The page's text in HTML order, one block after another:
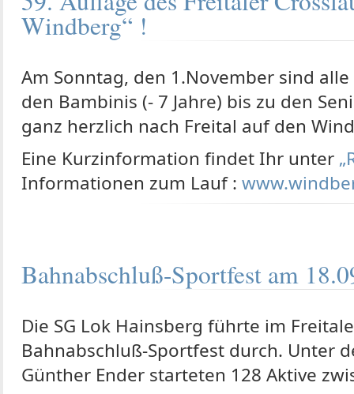
Windberg“ !
Am Sonntag, den 1.November sind
den Bambinis (- 7 Jahre) bis zu den
ganz herzlich nach Freital auf den
Eine Kurzinformation findet Ihr unter
Informationen zum Lauf :
Bahnabschluß-Sportfest am
Die SG Lok Hainsberg führte im
Bahnabschluß-Sportfest durch. Unter
Günther Ender starteten 128 Aktive